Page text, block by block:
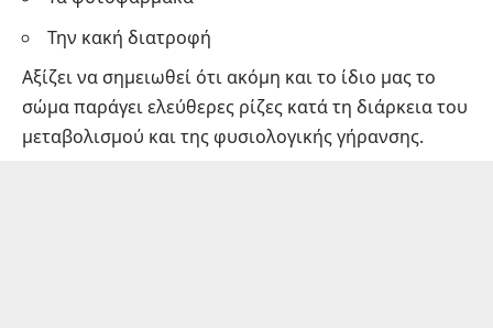
Την κακή διατροφή
Αξίζει να σημειωθεί ότι ακόμη και το ίδιο μας το
σώμα παράγει ελεύθερες ρίζες κατά τη διάρκεια του
μεταβολισμού και της φυσιολογικής γήρανσης.